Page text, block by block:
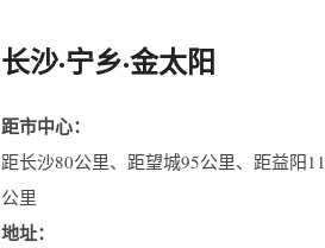
长沙·宁乡·金太阳
距市中心：
距长沙80公里、距望城95公里、距益阳
公里
地址：